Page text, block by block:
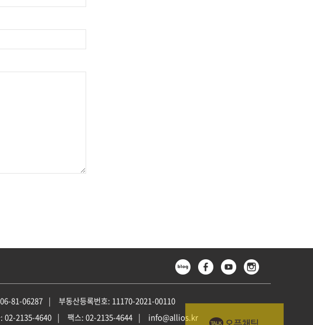
81-06287
부동산등록번호: 11170-2021-00110
02-2135-4640 팩스: 02-2135-4644 info@allios.kr